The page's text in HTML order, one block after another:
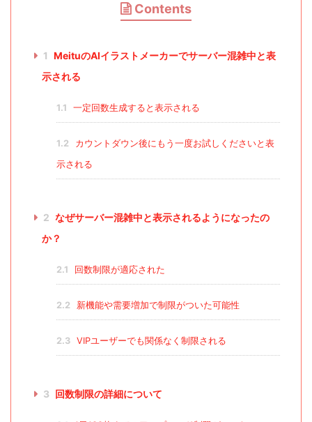
Contents
1 MeituのAIイラストメーカーでサーバー混雑中と表
示される
1.1 一定回数生成すると表示される
1.2
カウントダウン後にもう一度お試しくださいと表
示される
2 なぜサーバー混雑中と表示されるようになったの
か？
2.1 回数制限が適応された
2.2 新機能や需要増加で制限がついた可能性
2.3 VIPユーザーでも関係なく制限される
3 回数制限の詳細について